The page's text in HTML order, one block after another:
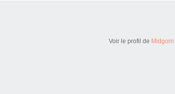
Voir le profil de Midgorn